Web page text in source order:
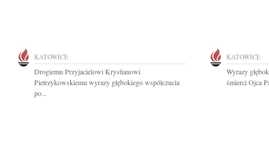
KATOWICE
Drogiemu Przyjacielowi Krystianowi
Pietrzykowskiemu wyrazy głębokiego współczucia
po...
KATOWICE
Wyrazy
śmierci Ojca